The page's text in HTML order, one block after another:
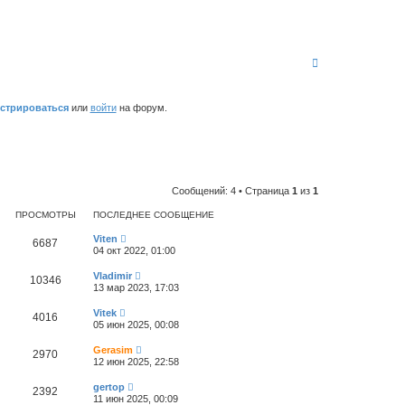
или войтина форум.
Сообщений: 4 • Страница 1 из 1
ПРОСМОТРЫ ПОСЛЕДНЕЕ СООБЩЕНИЕ
6687
Viten
04 окт 2022, 01:00
10346
Vladimir
13 мар 2023, 17:03
4016
Vitek
05 июн 2025, 00:08
2970
Gerasim
12 июн 2025, 22:58
2392
gertop
11 июн 2025, 00:09